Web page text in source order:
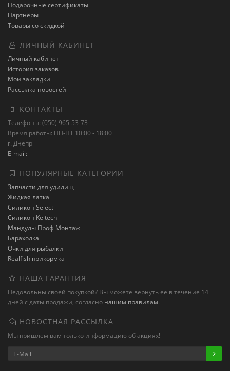
Подарочные сертификаты
Партнёры
Товары со скидкой
ЛИЧНЫЙ КАБИНЕТ
Личный кабинет
История заказов
Мои закладки
Рассылка новостей
КОНТАКТЫ
Телефоны: (050) 965-53-73
Время работы: ПН-ПТ 10:00 - 18:00
г. Днепр
E-mail:
ПОПУЛЯРНЫЕ КАТЕГОРИИ
Запчасти для удилищ
Жидкая латка
Силикон Select
Силикон Keitech
Мандулы Проф Монтаж
Барахолка
Очки для рыбалки
Realfish прикормка
НАША ГАРАНТИЯ
Недовольны своей покупкой? Вы можете вернуть ее в течение 14
дней с даты продажи, согласно нашим правилам.
НОВОСТНАЯ РАССЫЛКА
Мы пришлем вам только информацию об акциях!